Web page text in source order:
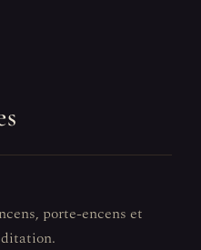
porte-encens et